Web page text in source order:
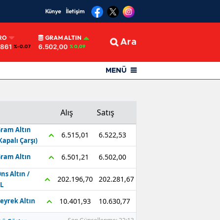
Künye İletişim
%-0.07
GRAM ALTIN
6.502,00 % 0,09 Ara
MENÜ
Alış Satış
Altın
Çarşı)
6.515,01 6.522,53
Altın 6.501,21 6.502,00
Altın /
202.196,70 202.281,67
Altın 10.401,93 10.630,77